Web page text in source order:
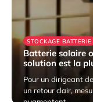
STOCKAGE BATTERIE
Batterie solaire
solution est la
Pour un dirigeant
un retour clair,